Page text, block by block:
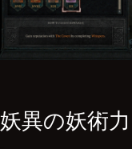
妖異の妖術力